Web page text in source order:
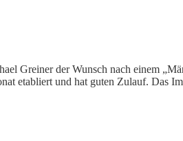
Greiner der Wunsch nach einem
etabliert und hat guten Zulauf. Das